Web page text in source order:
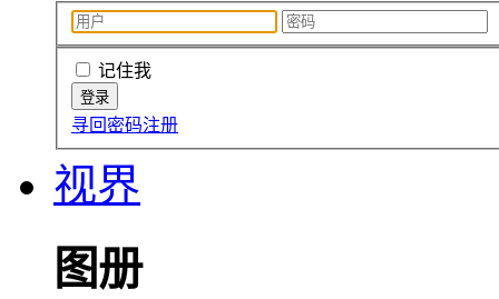
记住我
寻回密码注册
视界
图册